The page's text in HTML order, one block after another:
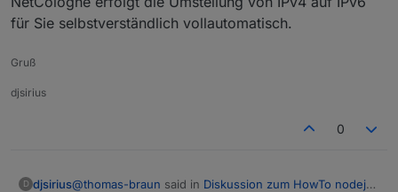
27  * * *
28  * * *
für Sie selbstverständlich vollautomatisch.
Gruß
djsirius
0
D djsirius@thomas-braun said in Diskussion zum HowTo nodejs-